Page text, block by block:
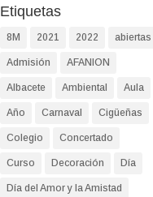
Etiquetas
8M 2021 2022 abiertas
Admisión AFANION
Albacete Ambiental Aula
Año Carnaval Cigüeñas
Colegio Concertado
Curso Decoración Día
Día del Amor y la Amistad